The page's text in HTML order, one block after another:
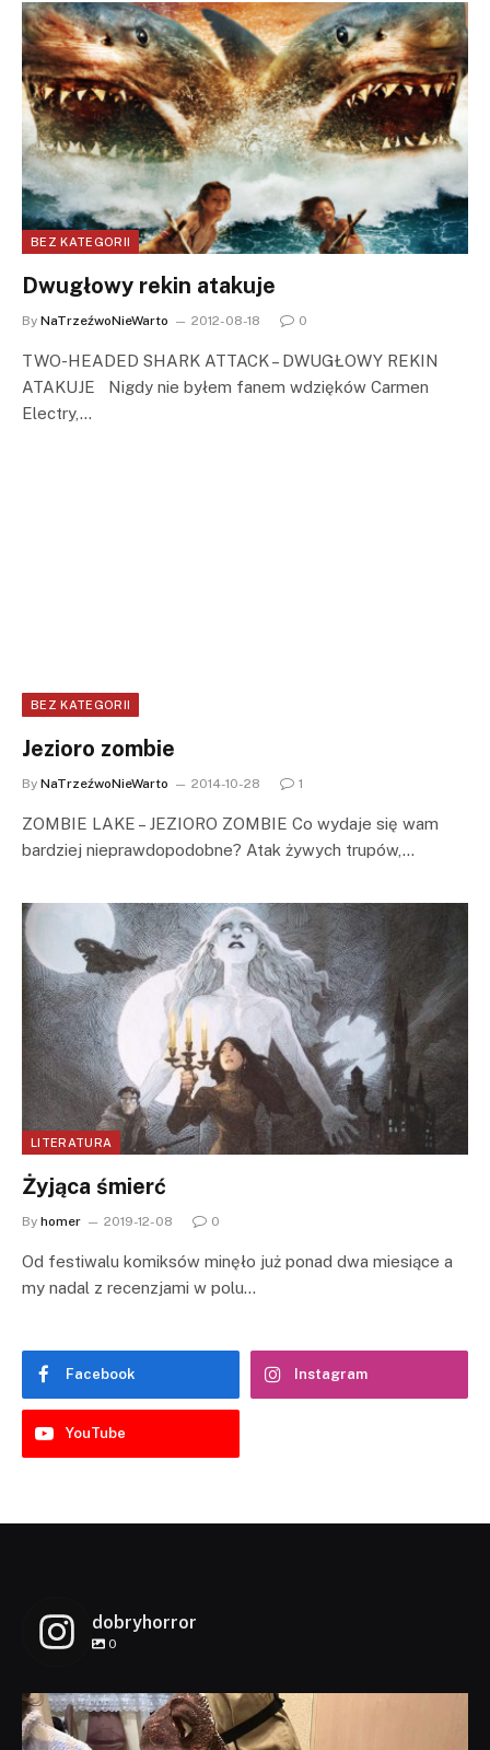
BEZ KATEGORII
Dwugłowy rekin atakuje
By NaTrzeźwoNieWarto 2012-08-18 0
TWO-HEADED SHARK ATTACK – DWUGŁOWY REKIN
ATAKUJE Nigdy nie byłem fanem wdzięków Carmen
Electry,…
BEZ KATEGORII
Jezioro zombie
By NaTrzeźwoNieWarto 2014-10-28 1
ZOMBIE LAKE – JEZIORO ZOMBIE Co wydaje się wam
bardziej nieprawdopodobne? Atak żywych trupów,…
LITERATURA
Żyjąca śmierć
By homer 2019-12-08 0
Od festiwalu komiksów minęło już ponad dwa miesiące a
my nadal z recenzjami w polu…
Facebook Instagram
YouTube
dobryhorror
0
dobryhorror
Lis 1